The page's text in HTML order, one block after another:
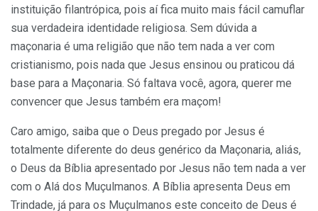
instituição filantrópica, pois aí fica muito mais fácil camuflar
sua verdadeira identidade religiosa. Sem dúvida a
maçonaria é uma religião que não tem nada a ver com
cristianismo, pois nada que Jesus ensinou ou praticou dá
base para a Maçonaria. Só faltava você, agora, querer me
convencer que Jesus também era maçom!
Caro amigo, saiba que o Deus pregado por Jesus é
totalmente diferente do deus genérico da Maçonaria, aliás,
o Deus da Bíblia apresentado por Jesus não tem nada a ver
com o Alá dos Muçulmanos. A Bíblia apresenta Deus em
Trindade, já para os Muçulmanos este conceito de Deus é